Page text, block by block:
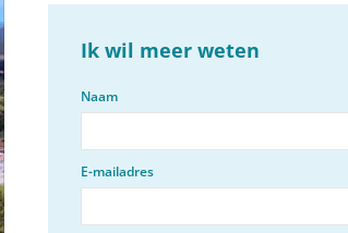
Ik wil meer weten
Naam
E-mailadres